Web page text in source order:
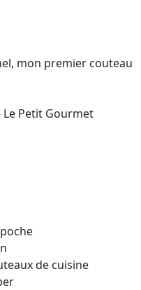
mon premier couteau
Petit Gourmet
de cuisine